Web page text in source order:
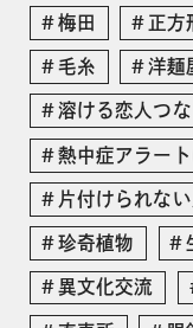
梅田 正方
毛糸 洋麺
溶ける恋人つな
熱中症アラー
片付けられない
珍奇植物
異文化交流